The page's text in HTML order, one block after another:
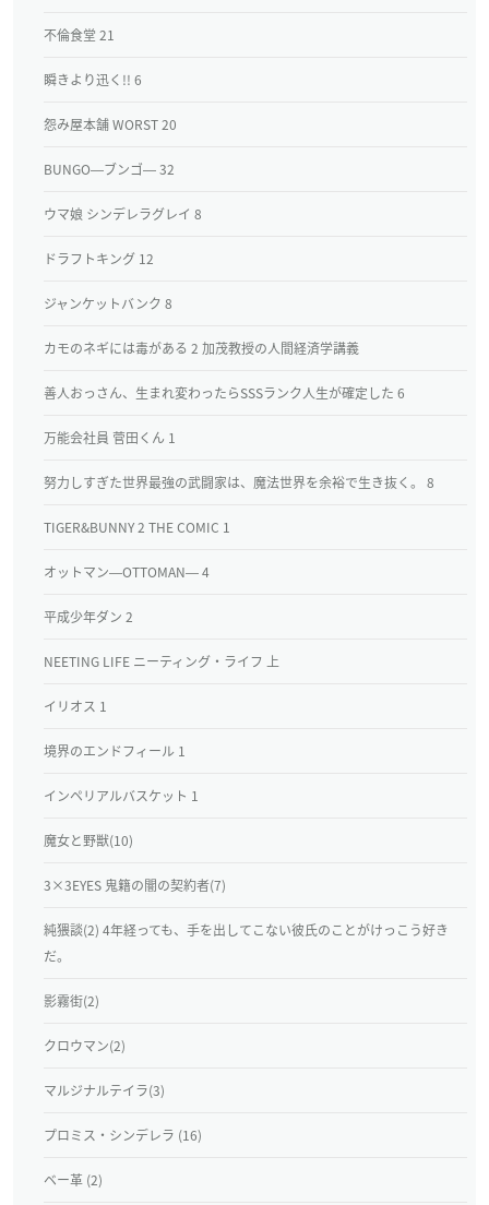
不倫食堂 21
瞬きより迅く!! 6
怨み屋本舗 WORST 20
BUNGO―ブンゴ― 32
ウマ娘 シンデレラグレイ 8
ドラフトキング 12
ジャンケットバンク 8
カモのネギには毒がある 2 加茂教授の人間経済学講義
善人おっさん、生まれ変わったらSSSランク人生が確定した 6
万能会社員 菅田くん 1
努力しすぎた世界最強の武闘家は、魔法世界を余裕で生き抜く。 8
TIGER&BUNNY 2 THE COMIC 1
オットマン―OTTOMAN― 4
平成少年ダン 2
NEETING LIFE ニーティング・ライフ 上
イリオス 1
境界のエンドフィール 1
インペリアルバスケット 1
魔女と野獣(10)
3×3EYES 鬼籍の闇の契約者(7)
純猥談(2) 4年経っても、手を出してこない彼氏のことがけっこう好き
だ。
影霧街(2)
クロウマン(2)
マルジナルテイラ(3)
プロミス・シンデレラ (16)
ベー革 (2)